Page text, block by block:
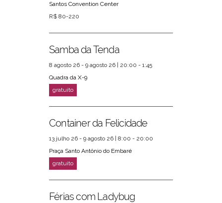
Santos Convention Center
R$ 80-220
Samba da Tenda
8 agosto 26 - 9 agosto 26 | 20:00 - 1:45
Quadra da X-9
Container da Felicidade
13 julho 26 - 9 agosto 26 | 8:00 - 20:00
Praça Santo Antônio do Embaré
Férias com Ladybug